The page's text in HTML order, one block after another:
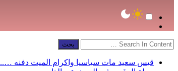
قيس سعيد مات سياسيا واكرام الميت دفنه …..